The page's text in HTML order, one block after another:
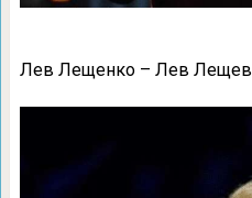
Лев Лещенко – Лев Лещев